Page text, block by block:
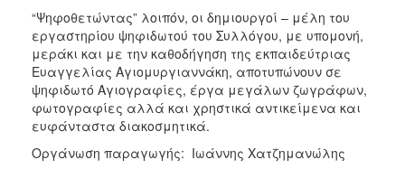
“Ψηφοθετώντας” λοιπόν, οι δημιουργοί – μέλη του
εργαστηρίου ψηφιδωτού του Συλλόγου, με υπομονή,
μεράκι και με την καθοδήγηση της εκπαιδεύτριας
Ευαγγελίας Αγιομυργιαννάκη, αποτυπώνουν σε
ψηφιδωτό Αγιογραφίες, έργα μεγάλων ζωγράφων,
φωτογραφίες αλλά και χρηστικά αντικείμενα και
ευφάνταστα διακοσμητικά.
Οργάνωση παραγωγής: Ιωάννης Χατζημανώλης